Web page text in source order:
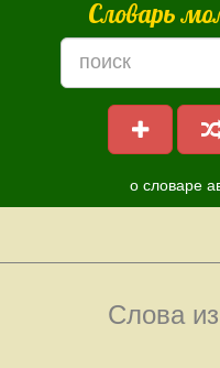
Словарь
о словаре
Слова